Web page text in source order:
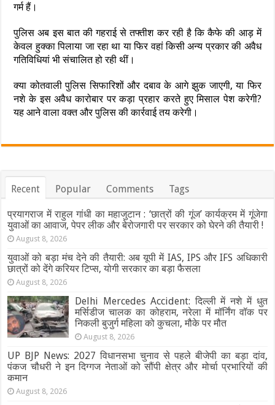
गर्म हैं।
पुलिस अब इस बात की गहराई से तफ्तीश कर रही है कि कैफे की आड़ में
केवल हुक्का पिलाया जा रहा था या फिर वहां किसी अन्य प्रकार की अवैध
गतिविधियां भी संचालित हो रही थीं।
​क्या कोतवाली पुलिस सिफारिशों और दबाव के आगे झुक जाएगी, या फिर
नशे के इस अवैध कारोबार पर कड़ा प्रहार करते हुए मिसाल पेश करेगी?
यह आने वाला वक्त और पुलिस की कार्रवाई तय करेगी।
Recent Popular Comments Tags
प्रयागराज में राहुल गांधी का महाजुटान : ‘छात्रों की गूंज’ कार्यक्रम में गूंजेगा
युवाओं का आवाज, पेपर लीक और बेरोजगारी पर सरकार को घेरने की तैयारी !
August 8, 2026
युवाओं को बड़ा मंच देने की तैयारी: अब यूपी में IAS, IPS और IFS अधिकारी
छात्रों को देंगे करियर टिप्स, योगी सरकार का बड़ा फैसला
August 8, 2026
Delhi Mercedes Accident: दिल्ली में नशे में धुत
मर्सिडीज चालक का कोहराम, नरेला में मॉर्निंग वॉक पर
निकली बुजुर्ग महिला को कुचला, मौके पर मौत
August 8, 2026
UP BJP News: 2027 विधानसभा चुनाव से पहले बीजेपी का बड़ा दांव,
पंकज चौधरी ने इन दिग्गज नेताओं को सौंपी क्षेत्र और मोर्चा प्रभारियों की
कमान
August 8, 2026